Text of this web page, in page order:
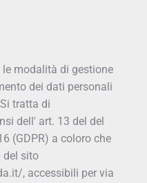
modalità di gestione
dei dati personali
tratta di
dell' art. 13 del del
(GDPR) a coloro che
del sito
, accessibili per via